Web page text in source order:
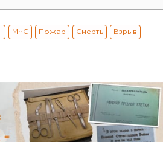
МЧС Пожар Смерть Взрыв